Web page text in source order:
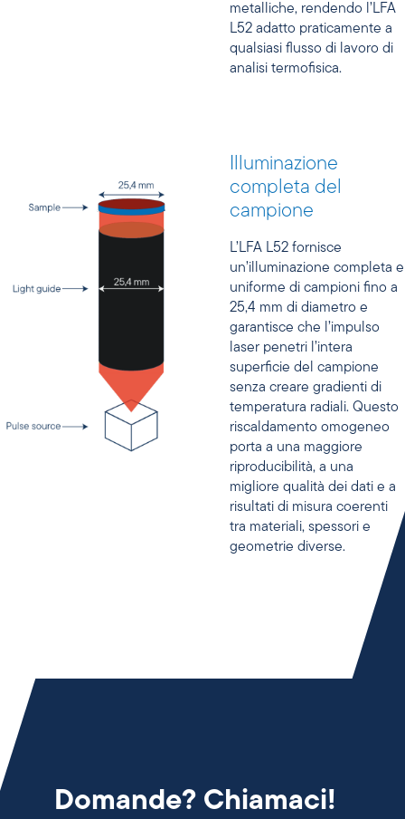
metalliche, rendendo l’LFA
L52 adatto praticamente a
qualsiasi flusso di lavoro di
analisi termofisica.
Illuminazione
completa del
campione
L’LFA L52 fornisce
un’illuminazione completa e
uniforme di campioni fino a
25,4 mm di diametro e
garantisce che l’impulso
laser penetri l’intera
superficie del campione
senza creare gradienti di
temperatura radiali. Questo
riscaldamento omogeneo
porta a una maggiore
riproducibilità, a una
migliore qualità dei dati e a
risultati di misura coerenti
tra materiali, spessori e
geometrie diverse.
Domande? Chiamaci!